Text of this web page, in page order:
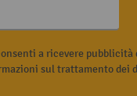
a ricevere
sul trattamento dei